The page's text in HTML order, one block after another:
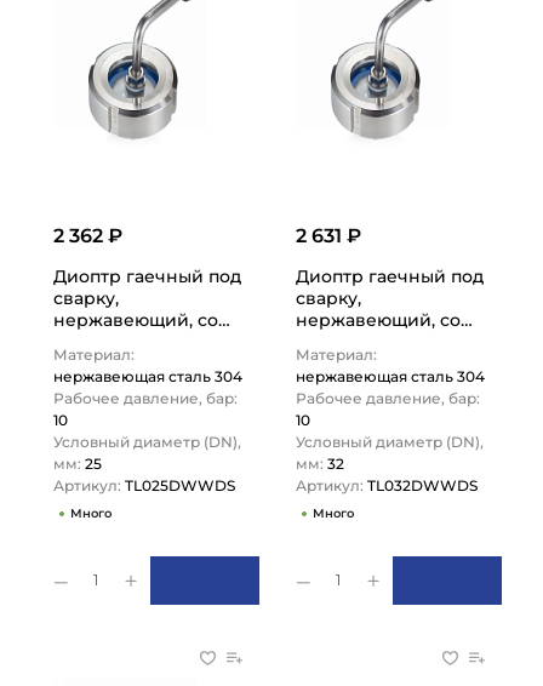
2 362 ₽
Диоптр гаечный под
сварку,
нержавеющий, со
TL025DWWDS
TITAN…
Материал:
нержавеющая сталь 304
Рабочее давление, бар:
10
Условный диаметр (DN),
мм: 25
Артикул: TL025DWWDS
Много
1
2 631 ₽
Диоптр гаечный под
сварку,
нержавеющий, со
TL032DWWDS
TITAN…
Материал:
нержавеющая сталь 304
Рабочее давление, бар:
10
Условный диаметр (DN),
мм: 32
Артикул: TL032DWWDS
Много
1